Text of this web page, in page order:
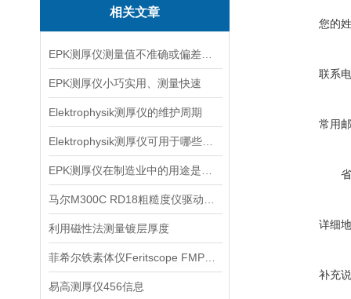
相关文章
EPK测厚仪小巧实用、测量快速
Elektrophysik测厚仪的维护周期
利用磁性法测量镀层厚度
易高测厚仪456信息
您的
联系
常用
详细
补充